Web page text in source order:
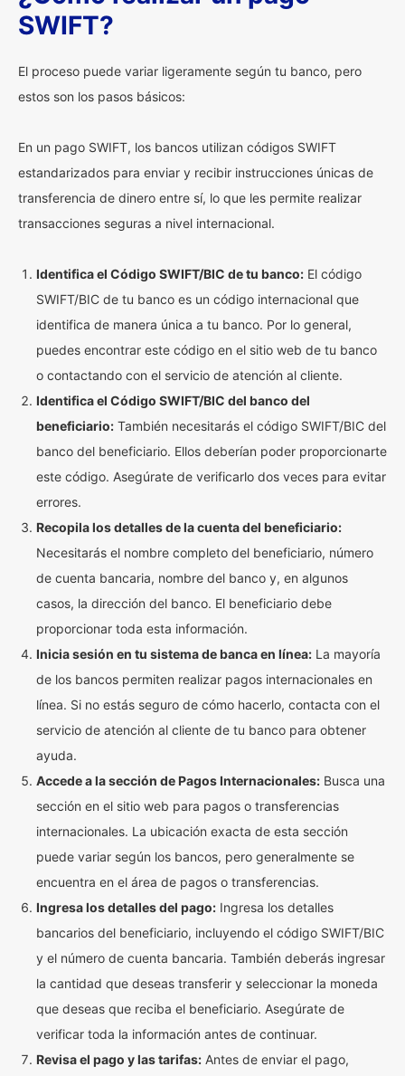
SWIFT?
El proceso puede variar ligeramente según tu banco, pero
estos son los pasos básicos:
En un pago SWIFT, los bancos utilizan códigos SWIFT
estandarizados para enviar y recibir instrucciones únicas de
transferencia de dinero entre sí, lo que les permite realizar
transacciones seguras a nivel internacional.
Identifica el Código SWIFT/BIC de tu banco: El código
SWIFT/BIC de tu banco es un código internacional que
identifica de manera única a tu banco. Por lo general,
puedes encontrar este código en el sitio web de tu banco
o contactando con el servicio de atención al cliente.
Identifica el Código SWIFT/BIC del banco del
beneficiario: También necesitarás el código SWIFT/BIC del
banco del beneficiario. Ellos deberían poder proporcionarte
este código. Asegúrate de verificarlo dos veces para evitar
errores.
Recopila los detalles de la cuenta del beneficiario:
Necesitarás el nombre completo del beneficiario, número
de cuenta bancaria, nombre del banco y, en algunos
casos, la dirección del banco. El beneficiario debe
proporcionar toda esta información.
Inicia sesión en tu sistema de banca en línea: La mayoría
de los bancos permiten realizar pagos internacionales en
línea. Si no estás seguro de cómo hacerlo, contacta con el
servicio de atención al cliente de tu banco para obtener
ayuda.
Accede a la sección de Pagos Internacionales: Busca una
sección en el sitio web para pagos o transferencias
internacionales. La ubicación exacta de esta sección
puede variar según los bancos, pero generalmente se
encuentra en el área de pagos o transferencias.
Ingresa los detalles del pago: Ingresa los detalles
bancarios del beneficiario, incluyendo el código SWIFT/BIC
y el número de cuenta bancaria. También deberás ingresar
la cantidad que deseas transferir y seleccionar la moneda
que deseas que reciba el beneficiario. Asegúrate de
verificar toda la información antes de continuar.
Revisa el pago y las tarifas: Antes de enviar el pago,